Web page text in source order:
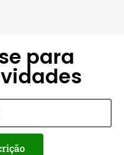
para